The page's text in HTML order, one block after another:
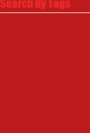
Search By Tags